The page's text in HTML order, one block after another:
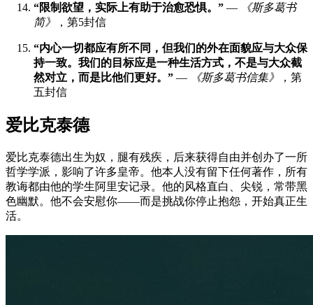
“限制欲望，实际上有助于治愈恐惧。” —
《斯多葛书
简》
，第5封信
“内心一切都应有所不同，但我们的外在面貌应与大众保
持一致。我们的目标应是一种生活方式，不是与大众截
然对立，而是比他们更好。” — 《斯多葛书信集》
，第
五封信
爱比克泰德
爱比克泰德出生为奴，腿有残疾，后来获得自由并创办了一所
哲学学派，影响了许多皇帝。他本人没有留下任何著作，所有
教诲都由他的学生阿里安记录。他的风格直白、尖锐，常带黑
色幽默。他不会安慰你——而是挑战你停止抱怨，开始真正生
活。